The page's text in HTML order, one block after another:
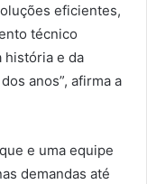
eficientes,
técnico
história e da
anos”, afirma a
e uma equipe
demandas até